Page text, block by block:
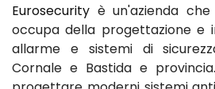
Eurosecurity è un'azienda
occupa della progettazione e
allarme e sistemi di
Cornale e Bastida e